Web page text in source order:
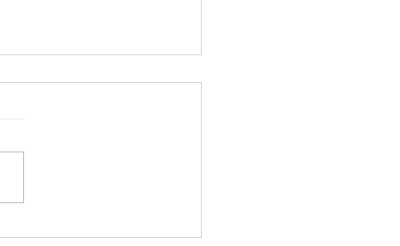
y Estados Unidos: ser
mirarse solo desde el